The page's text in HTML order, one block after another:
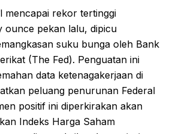
mencapai rekor tertinggi
ounce pekan lalu, dipicu
suku bunga oleh Bank
(The Fed). Penguatan ini
data ketenagakerjaan di
peluang penurunan Federal
positif ini diperkirakan akan
Indeks Harga Saham